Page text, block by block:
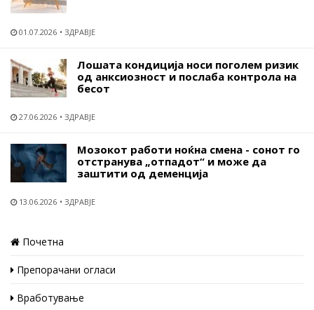
01.07.2026 ЗДРАВЈЕ
Лошата кондиција носи поголем ризик
од анксиозност и послаба контрола на
бесот
27.06.2026 ЗДРАВЈЕ
Мозокот работи ноќна смена - сонот го
отстранува „отпадот“ и може да
заштити од деменција
13.06.2026 ЗДРАВЈЕ
Почетна
Препорачани огласи
Вработување